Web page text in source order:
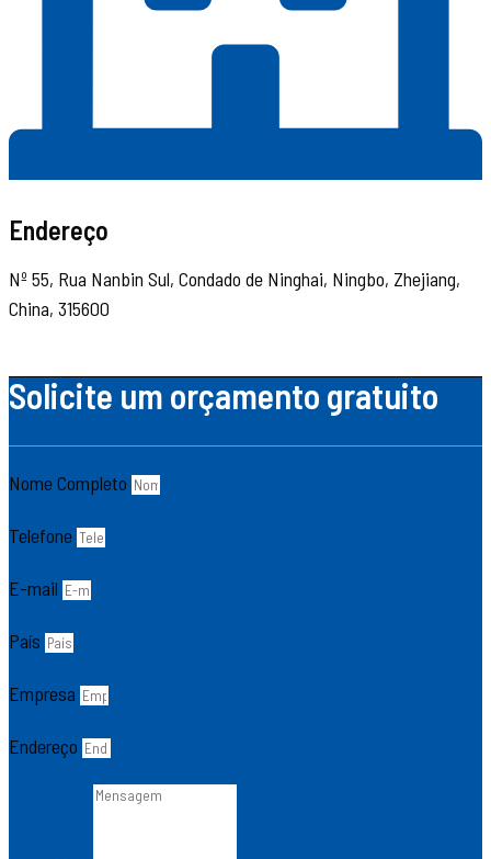
Endereço
Nº 55, Rua Nanbin Sul, Condado de Ninghai, Ningbo, Zhejiang,
China, 315600
Solicite um orçamento gratuito
Nome Completo
Telefone
E-mail
País
Empresa
Endereço